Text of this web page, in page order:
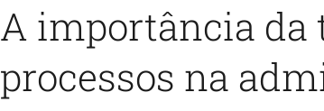
A importância da
processos na